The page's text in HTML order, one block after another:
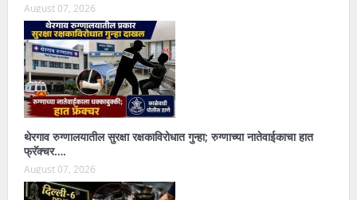
August 07, 2026
थेरगाव रुग्णालयातील सुरक्षा रक्षकाविरोधात गुन्हा; रुग्णाच्या नातेवाईकाचा हात
फ्रॅक्चर….
August 07, 2026